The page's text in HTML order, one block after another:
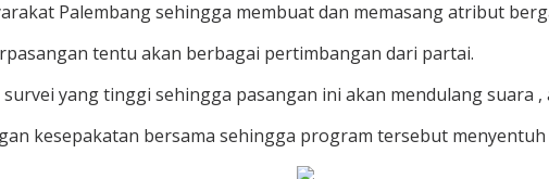
Palembang sehingga membuat dan memasang atribut
tentu akan berbagai pertimbangan dari partai.
yang tinggi sehingga pasangan ini akan mendulang suara ,
kesepakatan bersama sehingga program tersebut